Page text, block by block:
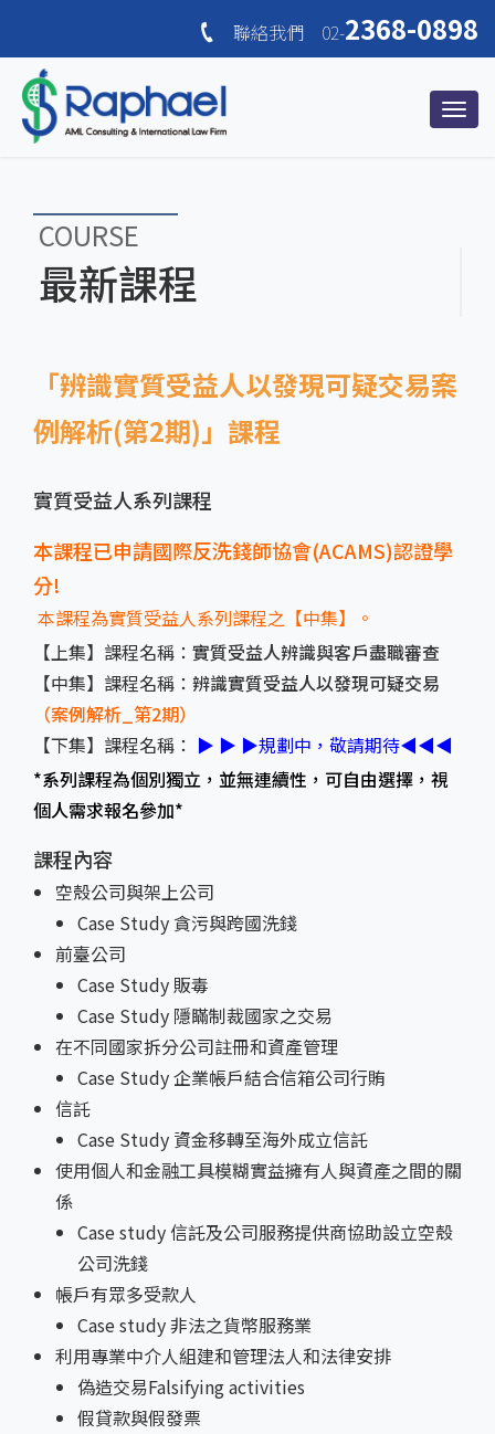
聯絡我們 02-2368-0898
COURSE
最新課程
「辨識實質受益人以發現可疑交易案
例解析(第2期)」課程
實質受益人系列課程
本課程已申請國際反洗錢師協會(ACAMS)認證學
分!
本課程為實質受益人系列課程之【中集】。
【上集】課程名稱： 實質受益人辨識與客戶盡職審查
【中集】課程名稱： 辨識實質受益人以發現可疑交易
（案例解析_第2期）
【下集】課程名稱： ▶ ▶ ▶規劃中，敬請期待◀◀◀
*系列課程為個別獨立，並無連續性，可自由選擇，視
個人需求報名參加*
課程內容
空殼公司與架上公司
Case Study 貪污與跨國洗錢
前臺公司
Case Study 販毒
Case Study 隱瞞制裁國家之交易
在不同國家拆分公司註冊和資產管理
Case Study 企業帳戶結合信箱公司行賄
信託
Case Study 資金移轉至海外成立信託
使用個人和金融工具模糊實益擁有人與資產之間的關
係
Case study 信託及公司服務提供商協助設立空殼
公司洗錢
帳戶有眾多受款人
Case study 非法之貨幣服務業
利用專業中介人組建和管理法人和法律安排
偽造交易Falsifying activities
假貸款與假發票